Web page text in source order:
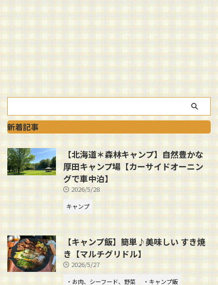
新着記事
【北海道＊森林キャンプ】自然豊かな
厚田キャンプ場【カーサイドオーニン
グで車中泊】
2026/5/28
キャンプ
【キャンプ飯】簡単♪美味しい すき焼
き【マルチグリドル】
2026/5/27
・お肉、シーフード、野菜
・キャンプ飯